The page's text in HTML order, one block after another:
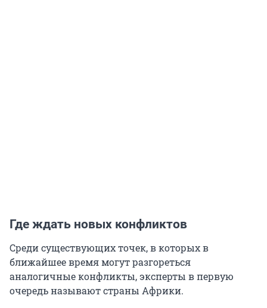
Где ждать новых конфликтов
Среди существующих точек, в которых в
ближайшее время могут разгореться
аналогичные конфликты, эксперты в первую
очередь называют страны Африки.